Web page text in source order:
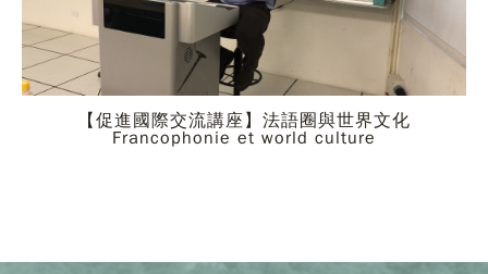
【促進國際交流講座】法語圈與世界文化
Francophonie et world culture